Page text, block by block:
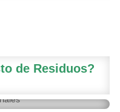
de Residuos?